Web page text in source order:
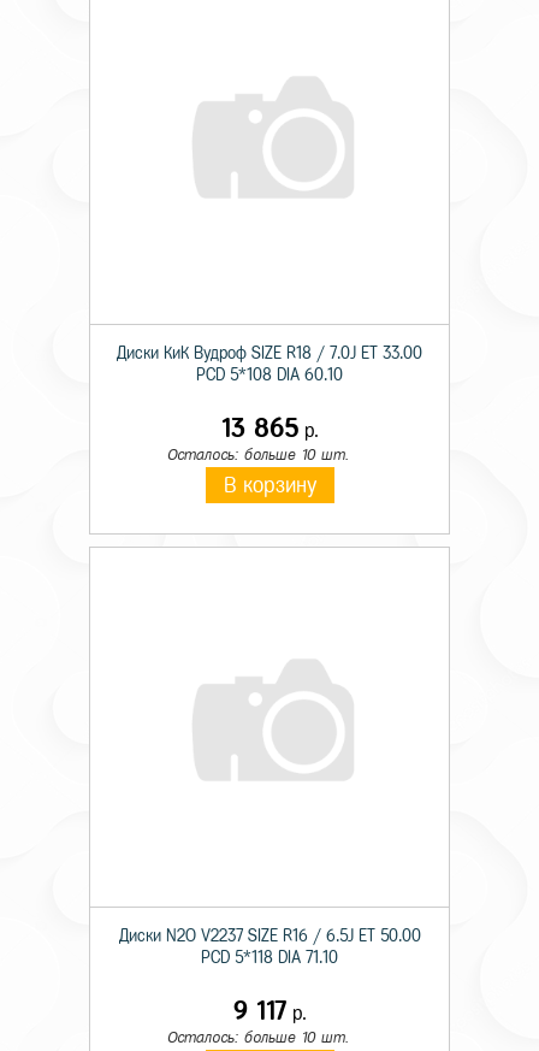
Диски КиК Вудроф SIZE R18 / 7.0J ET 33.00
PCD 5*108 DIA 60.10
13 865р.
Осталось: больше 10 шт.
В корзину
Диски N2O V2237 SIZE R16 / 6.5J ET 50.00
PCD 5*118 DIA 71.10
9 117 р.
Осталось: больше 10 шт.